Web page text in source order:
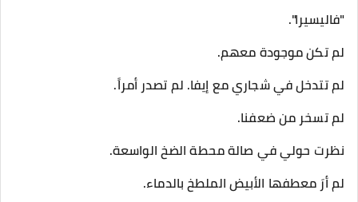
​"فاليسيرا".
​لم تكن موجودة معهم.
لم تتدخل في شجاري مع إيفا. لم تصدر أمراً.
لم تسخر من ضعفنا.
​نظرت حولي في صالة محطة الضخ الواسعة.
لم أرَ معطفها الأبيض الملطخ بالدماء.